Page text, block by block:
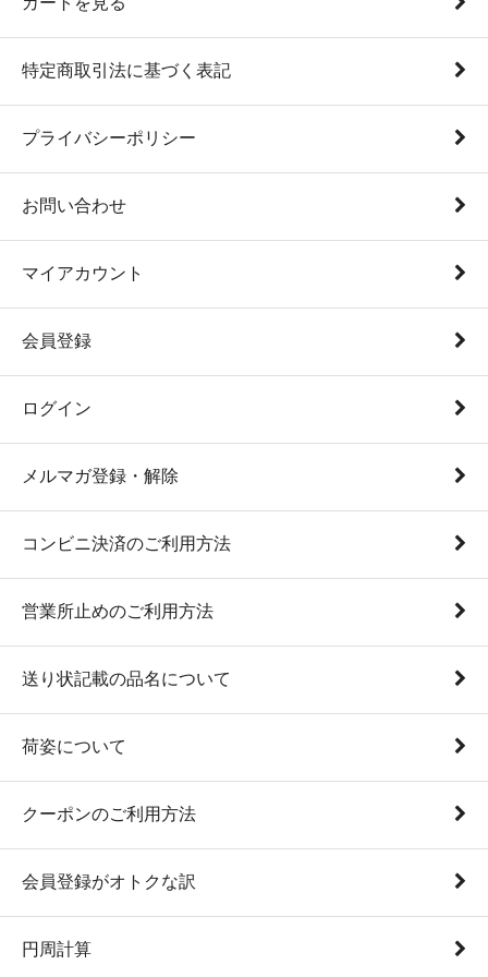
特定商取引法に基づく表記
プライバシーポリシー
お問い合わせ
マイアカウント
会員登録
ログイン
メルマガ登録・解除
コンビニ決済のご利用方法
営業所止めのご利用方法
送り状記載の品名について
荷姿について
クーポンのご利用方法
会員登録がオトクな訳
円周計算